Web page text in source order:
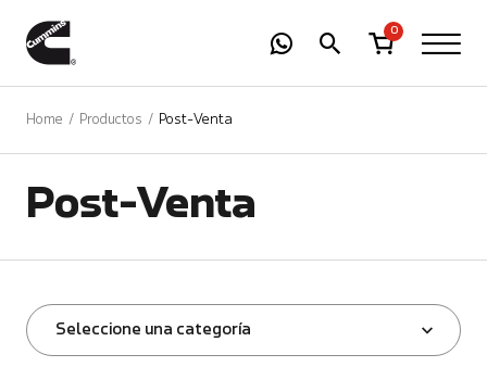
0
Home Productos Post-Venta
Post-Venta
Seleccione una categoría